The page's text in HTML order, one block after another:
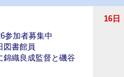
参加者募集中
図書館員
錦織良成監督と磯谷
16日